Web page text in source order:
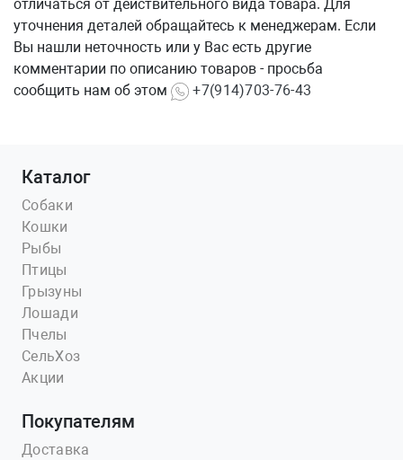
отличаться от действительного вида товара. Для
уточнения деталей обращайтесь к менеджерам. Если
Вы нашли неточность или у Вас есть другие
комментарии по описанию товаров - просьба
сообщить нам об этом
+7(914)703-76-43
Каталог
Собаки
Кошки
Рыбы
Птицы
Грызуны
Лошади
Пчелы
СельХоз
Акции
Покупателям
Доставка